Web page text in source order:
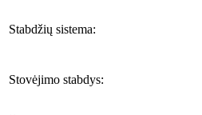
Stabdžių sistema:
Stovėjimo stabdys: